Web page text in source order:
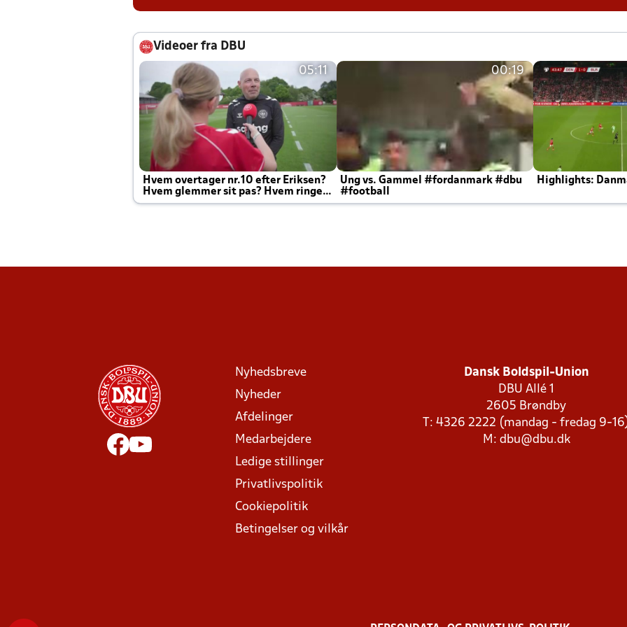
Videoer fra DBU
05:11
Hvem overtager nr.10 efter Eriksen?
Hvem glemmer sit pas? Hvem ringer
Joachim altid til efter kampe?
00:19
Ung vs. Gammel #fordanmark #dbu
#football
Highlights:
Nyhedsbreve
Nyheder
Afdelinger
Medarbejdere
Ledige stillinger
Privatlivspolitik
Cookiepolitik
Betingelser og vilkår
Dansk Boldspil-Union
DBU Allé 1
2605 Brøndby
T: 4326 2222 (mandag - fredag 9-
M: dbu@dbu.dk